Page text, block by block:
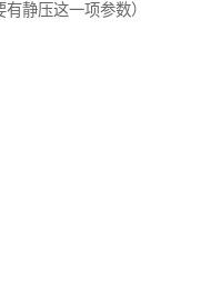
静压这一项参数）